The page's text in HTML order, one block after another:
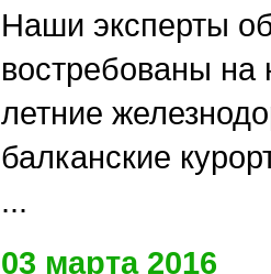
Наши эксперты
востребованы
летние
балканские
...
03 марта 2016